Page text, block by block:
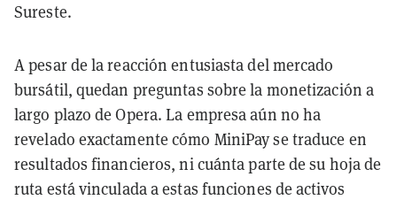
Sureste.
A pesar de la reacción entusiasta del mercado
bursátil, quedan preguntas sobre la monetización a
largo plazo de Opera. La empresa aún no ha
revelado exactamente cómo MiniPay se traduce en
resultados financieros, ni cuánta parte de su hoja de
ruta está vinculada a estas funciones de activos